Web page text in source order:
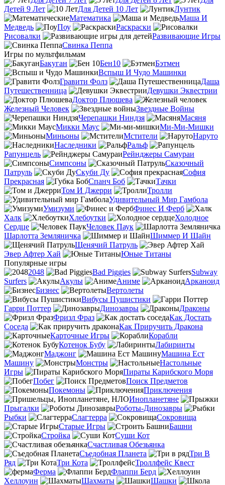
Детей 9 Лет
Для Детей 10 Лет
Лунтик
Математика
Маша И
Медведь
Поу
Раскраски
Рисовалки
Развивающие Игры
Свинка Пеппа
Игры по мультфильмам
Бакуган
Бен10
Бэтмен
Вспыш И Чудо Машинки
Гравити Фолз
Даша
Путешественница
Девушки Эквестрии
Доктор Плюшева
Железный Человек
Звездные Войны
Черепашки Ниндзя
Масяня
Микки Маус
Ми-Ми-Мишки
Миньоны
Мстители
Наруто
Наследники
Ральф
Рапунцель
Рейнджеры Самураи
Симпсоны
Сказочный
Патруль
Скуби Ду
София
Прекрасная
Спанч Боб
Тачки
Том И Джерри
Тролли
Удивительный Мир Гамбола
Умизуми
Финес И Ферб
Халк
Хлебоутки
Холодное
Сердце
Человек Паук
Шарлотта Земляничка
Шиммер И Шайн
Щенячий Патруль
Эвер Афтер Хай
Юные Титаны
Популярные игры
2048
Bad Piggies
Subway
Surfers
Акулы Аниме
Арканоид
Бизнес
Вертолеты
Вибусы Пушистики
Гарри Поттер
Динозавры
Драконы
Фризл Фраз
Как Достать
Соседа
Как Приручить Дракона
Карточные Игры
Корабли
Котенок Бубу
Лабиринты
Маджонг
Машина Ест
Машину
Монстры
Настольные
Игры
Пираты Карибского Моря
Побег
Поиск Предметов
Покемоны
Приключения
Инопланетяне
Прыгалки
Роботы-Динозавры
Рыбки
Слагтерра
Сокровища
Старые Игры
Башни
Стройка
Суши Кот
Счастливая Обезьянка
Съедобная Планета
Три В
Ряд
Три Кота
Троллфейс Квест
Ферма
Флаппи Берд
Хеллоуин
Шахматы
Шашки